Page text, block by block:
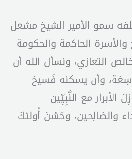
سمو الأمير الشيخ مشعل
والأسرة الحاكمة والحكومة
التعازي، ونسأل الله أن
وأن يسكنه فَسيحَ
الأبرار مع النَّبِيِّين
والصَالِحين، وحَسُنَ أُولئكَ